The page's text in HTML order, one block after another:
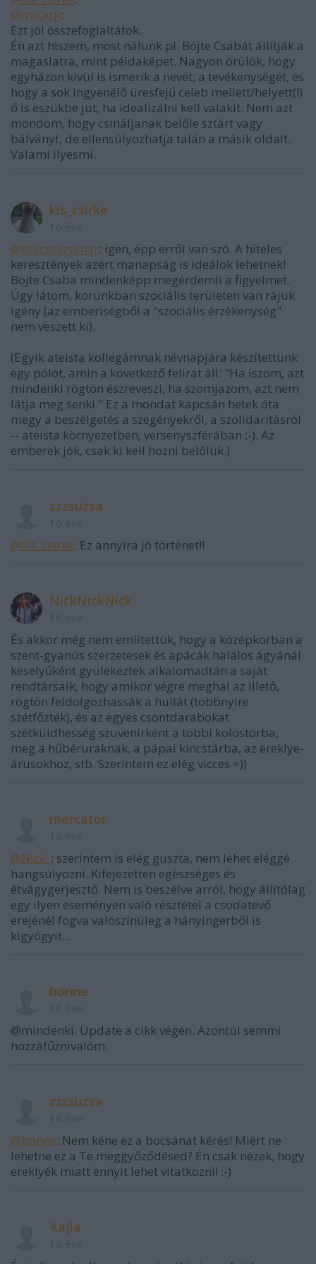
@mrcxqj:
Ezt jól összefoglaltátok.
Én azt hiszem, most nálunk pl. Böjte Csabát állítják a
magaslatra, mint példaképet. Nagyon örülök, hogy
egyházon kívül is ismerik a nevét, a tevékenységét, és
hogy a sok ingyenélő üresfejű celeb mellett/helyett(!)
ő is eszükbe jut, ha idealizálni kell valakit. Nem azt
mondom, hogy csináljanak belőle sztárt vagy
bálványt, de ellensúlyozhatja talán a másik oldalt.
Valami ilyesmi.
kis_csirke
@bölcsésztanár: igen, épp erről van szó. A hiteles
keresztények azért manapság is ideálok lehetnek!
Böjte Csaba mindenképp megérdemli a figyelmet.
Úgy látom, korunkban szociális területen van rájuk
igény (az emberiségből a "szociális érzékenység"
nem veszett ki).
(Egyik ateista kollegámnak névnapjára készítettünk
egy pólót, amin a következő felirat áll: "Ha iszom, azt
mindenki rögtön észreveszi, ha szomjazom, azt nem
látja meg senki." Ez a mondat kapcsán hetek óta
megy a beszélgetés a szegényekről, a szolidaritásról
-- ateista környezetben, versenyszférában :-). Az
emberek jók, csak ki kell hozni belőlük.)
zzzsuzsa
@kis_csirke: Ez annyira jó történet!!
NickNickNick
És akkor még nem említettük, hogy a középkorban a
szent-gyanús szerzetesek és apácák halálos ágyánál
keselyűként gyülekeztek alkalomadtán a saját
rendtársaik, hogy amikor végre meghal az illető,
rögtön feldolgozhassák a hullát (többnyire
szétfőzték), és az egyes csontdarabokat
szétküldhesség szuvenírként a többi kolostorba,
meg a hűbéruraknak, a pápai kincstárba, az ereklye-
árusokhoz, stb. Szerintem ez elég vicces =))
mercator
@Nick_ : szerintem is elég guszta, nem lehet eléggé
hangsúlyozni. Kifejezetten egészséges és
étvágygerjesztő. Nem is beszélve arról, hogy állítólag
egy ilyen eseményen való résztétel a csodatevő
erejénél fogva valószínüleg a hányingerből is
kigyógyít...
bonne
@mindenki: Update a cikk végén. Azontúl semmi
hozzáfűznivalóm.
zzzsuzsa
@bonne: Nem kéne ez a bocsánat kérés! Miért ne
lehetne ez a Te meggyőződésed? Én csak nézek, hogy
ereklyék miatt ennyit lehet vitatkozni! :-)
Kajla